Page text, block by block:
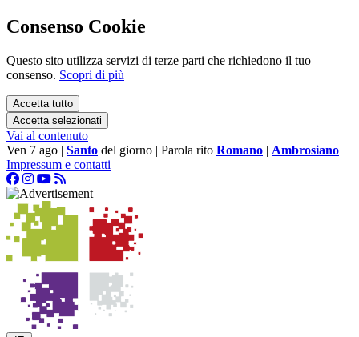
Consenso Cookie
Questo sito utilizza servizi di terze parti che richiedono il tuo
consenso. Scopri di più
Accetta tutto
Accetta selezionati
Vai al contenuto
Ven 7 ago | Santo del giorno | Parola rito Romano | Ambrosiano
Impressum e contatti |